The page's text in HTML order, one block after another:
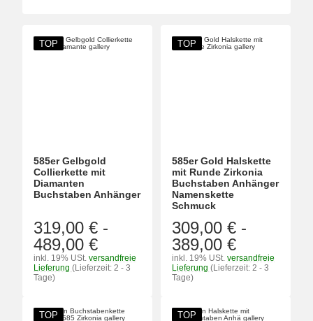
TOP
585er Gelbgold
Collierkette mit
Diamanten
Buchstaben Anhänger
319,00 € -
489,00 €
inkl. 19% USt. versandfreie
Lieferung (Lieferzeit: 2 - 3
Tage)
TOP
585er Gold Halskette
mit Runde Zirkonia
Buchstaben Anhänger
Namenskette
Schmuck
309,00 € -
389,00 €
inkl. 19% USt. versandfreie
Lieferung (Lieferzeit: 2 - 3
Tage)
TOP TOP